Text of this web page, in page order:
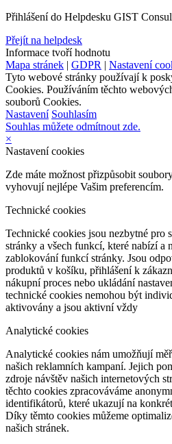
Přihlášení do Helpdesku GIST
Přejít na helpdesk
Informace tvoří hodnotu
Mapa stránek | GDPR | Nastavení
Tyto webové stránky používají k
Cookies. Používáním těchto
souborů Cookies.
Nastavení Souhlasím
Souhlas můžete odmítnout zde.
×
Nastavení cookies
Zde máte možnost přizpůsobit
vyhovují nejlépe Vašim preferencím.
Technické cookies
Technické cookies jsou nezbytné pro
stránky a všech funkcí, které nabízí a
zablokování funkcí stránky. Jsou
produktů v košíku, přihlášení k
nákupní proces nebo ukládání
technické cookies nemohou být
aktivovány a jsou aktivní vždy
Analytické cookies
Analytické cookies nám umožňují
našich reklamních kampaní. Jejich
zdroje návštěv našich internetových
těchto cookies zpracováváme
identifikátorů, které ukazují na
Díky těmto cookies můžeme
našich stránek.